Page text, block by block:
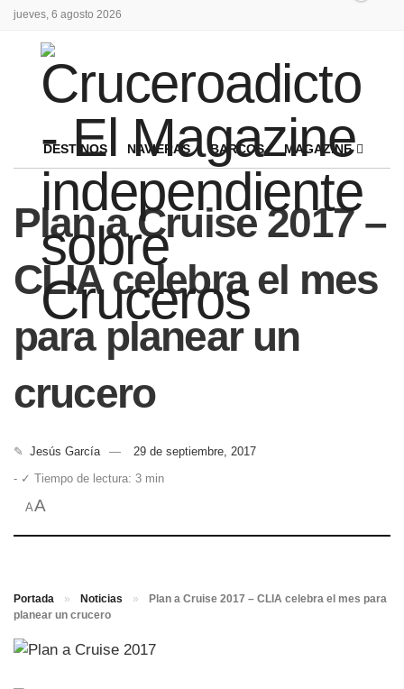
jueves, 6 agosto 2026
DESTINOS NAVIERAS BARCOS MAGAZINE
Plan a Cruise 2017 –
CLIA celebra el mes
para planear un
crucero
✎ Jesús García
29 de septiembre, 2017
- ✓ Tiempo de lectura: 3 min
AA
Portada » Noticias »
Plan a Cruise 2017 – CLIA celebra el mes para
planear un crucero